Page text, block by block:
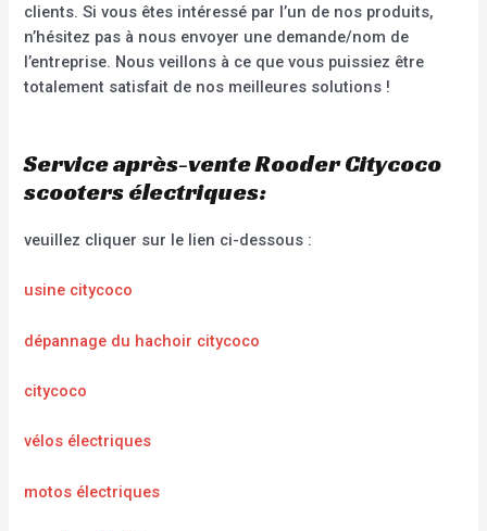
clients. Si vous êtes intéressé par l’un de nos produits,
n’hésitez pas à nous envoyer une demande/nom de
l’entreprise. Nous veillons à ce que vous puissiez être
totalement satisfait de nos meilleures solutions !
Service après-vente Rooder Citycoco
scooters électriques:
veuillez cliquer sur le lien ci-dessous :
usine citycoco
dépannage du hachoir citycoco
citycoco
vélos électriques
motos électriques